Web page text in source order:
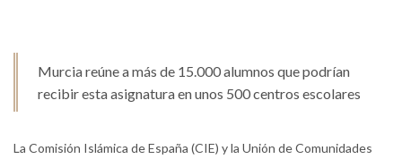
Murcia reúne a más de 15.000 alumnos que podrían
recibir esta asignatura en unos 500 centros escolares
La Comisión Islámica de España (CIE) y la Unión de Comunidades